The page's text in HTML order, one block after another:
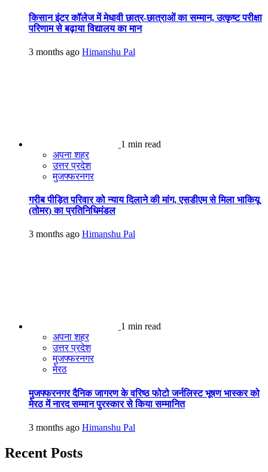
किसान इंटर कॉलेज में मेधावी छात्र-छात्राओं का सम्मान, उत्कृष्ट परीक्षा
परिणाम से बढ़ाया विद्यालय का मान
3 months ago Himanshu Pal
1 min read
अपना शहर
उत्तर प्रदेश
मुजफ्फरनगर
गरीब पीड़ित परिवार को न्याय दिलाने की मांग, एसडीएम से मिला भाकियू
(तोमर) का प्रतिनिधिमंडल
3 months ago Himanshu Pal
1 min read
अपना शहर
उत्तर प्रदेश
मुजफ्फरनगर
मेरठ
मुजफ्फरनगर दैनिक जागरण के वरिष्ठ फोटो जर्नलिस्ट भूषण भास्कर को
मेरठ में नारद सम्मान पुरस्कार से किया सम्मानित
3 months ago Himanshu Pal
Recent Posts